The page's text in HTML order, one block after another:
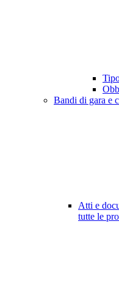
Bandi di gara e
Atti e
tutte le